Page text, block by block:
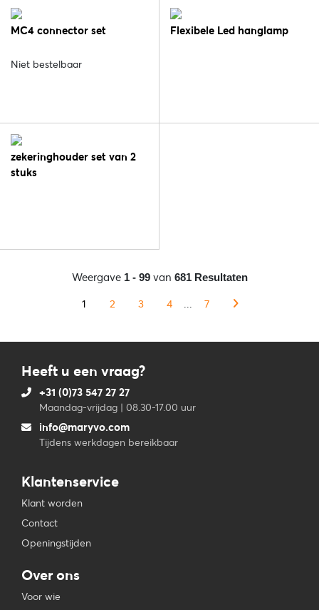
MC4 connector set
Niet bestelbaar
Flexibele Led hanglamp
zekeringhouder set van 2
stuks
Weergave 1 - 99van 681 Resultaten
1 2 3 4 ... 7
Heeft u een vraag?
+31 (0)73 547 27 27
Maandag-vrijdag | 08.30-17.00 uur
info@maryvo.com
Tijdens werkdagen bereikbaar
Klantenservice
Klant worden
Contact
Openingstijden
Over ons
Voor wie